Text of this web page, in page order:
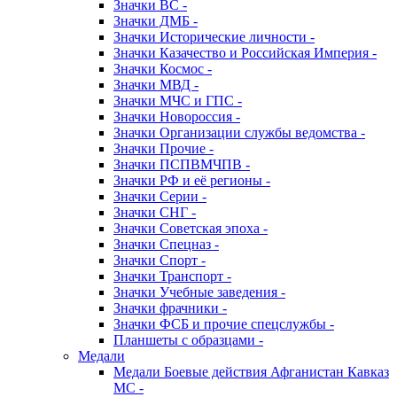
Значки ВС -
Значки ДМБ -
Значки Исторические личности -
Значки Казачество и Российская Империя -
Значки Космос -
Значки МВД -
Значки МЧС и ГПС -
Значки Новороссия -
Значки Организации службы ведомства -
Значки Прочие -
Значки ПСПВМЧПВ -
Значки РФ и её регионы -
Значки Серии -
Значки СНГ -
Значки Советская эпоха -
Значки Спецназ -
Значки Спорт -
Значки Транспорт -
Значки Учебные заведения -
Значки фрачники -
Значки ФСБ и прочие спецслужбы -
Планшеты с образцами -
Медали
Медали Боевые действия Афганистан Кавказ
МС -